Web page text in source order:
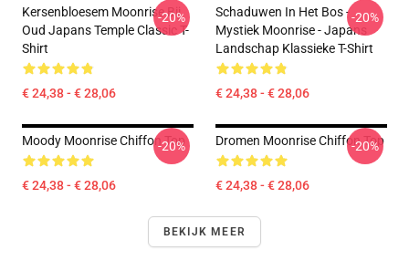
Kersenbloesem Moonrise Bij
Oud Japans Temple Classic T-
Shirt
€ 24,38 - € 28,06
-20%
Schaduwen In Het Bos -
Mystiek Moonrise - Japans
Landschap Klassieke T-Shirt
€ 24,38 - € 28,06
-20%
Moody Moonrise Chiffon Top
€ 24,38 - € 28,06
-20% Dromen Moonrise Chiffon Top
€ 24,38 - € 28,06
-20%
BEKIJK MEER